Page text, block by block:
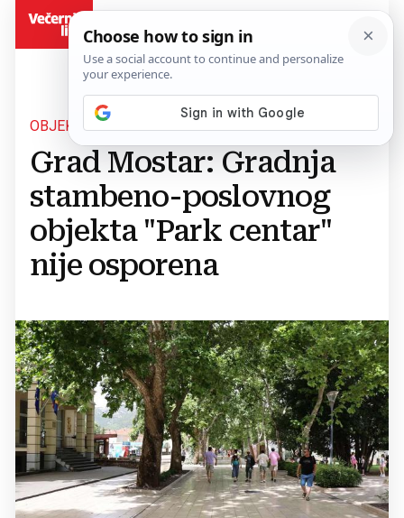
OBJEKT DOBIO POZITIVNO MIŠLJENJE
Grad Mostar: Gradnja
stambeno-poslovnog
objekta "Park centar"
nije osporena